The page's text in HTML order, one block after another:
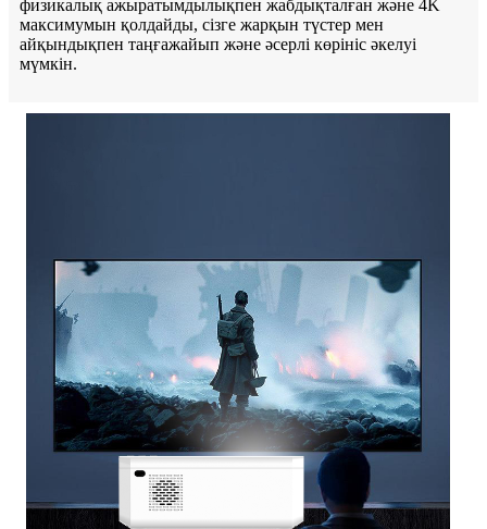
физикалық ажыратымдылықпен жабдықталған және 4K
максимумын қолдайды, сізге жарқын түстер мен
айқындықпен таңғажайып және әсерлі көрініс әкелуі
мүмкін.